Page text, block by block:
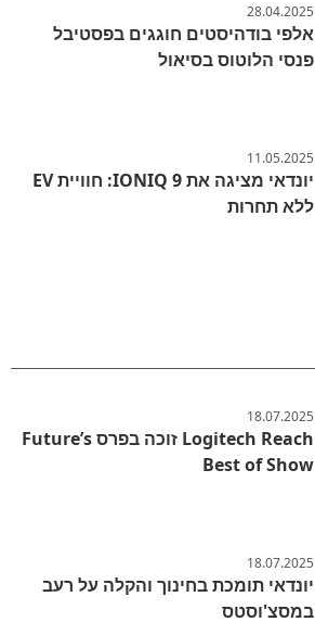
28.04.2025
אלפי בודהיסטים חוגגים בפסטיבל
פנסי הלוטוס בסיאול
11.05.2025
יונדאי מציגה את IONIQ 9: חוויית EV
ללא תחרות
18.07.2025
Logitech Reach זוכה בפרס Future’s
Best of Show
18.07.2025
יונדאי תומכת בחינוך והקלה על רעב
במסצ'וסטס